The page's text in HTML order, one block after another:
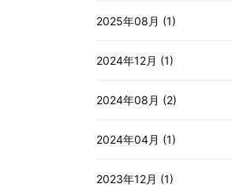
2025年08月 (1)
2024年12月 (1)
2024年08月 (2)
2024年04月 (1)
2023年12月 (1)